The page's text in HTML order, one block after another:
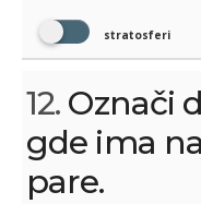
stratosferi
12. Označi
gde ima
pare.